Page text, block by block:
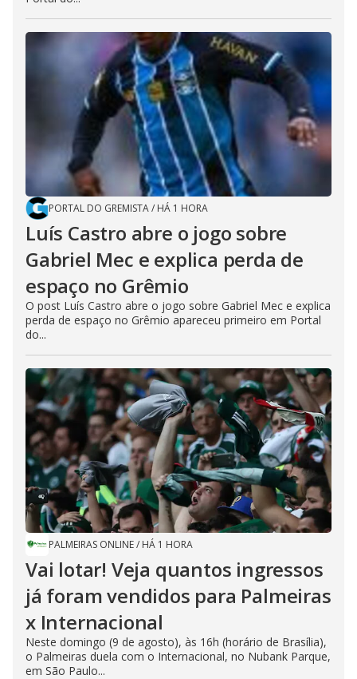
PORTAL DO GREMISTA/ HÁ 1 HORA
Luís Castro abre o jogo sobre
Gabriel Mec e explica perda de
espaço no Grêmio
O post Luís Castro abre o jogo sobre Gabriel Mec e explica
perda de espaço no Grêmio apareceu primeiro em Portal
do...
PALMEIRAS ONLINE/ HÁ 1 HORA
Vai lotar! Veja quantos ingressos
já foram vendidos para Palmeiras
x Internacional
Neste domingo (9 de agosto), às 16h (horário de Brasília),
o Palmeiras duela com o Internacional, no Nubank Parque,
em São Paulo...